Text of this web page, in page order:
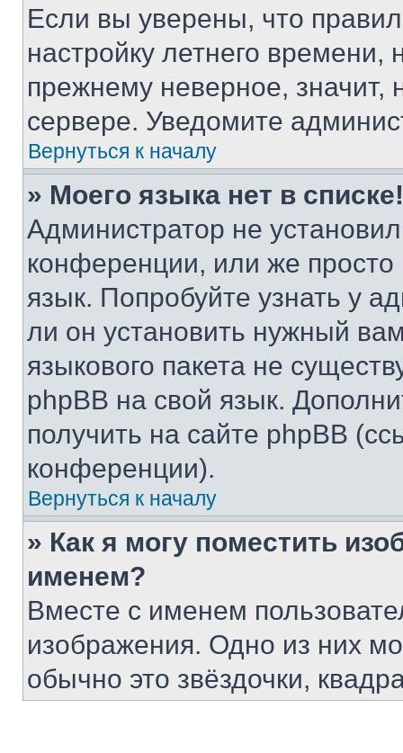
Если вы уверены, что
настройку летнего
прежнему неверное, значит,
сервере. Уведомите
Вернуться к началу
» Моего языка нет в списке!
Администратор не
конференции, или же
язык. Попробуйте узнать у
ли он установить нужный
языкового пакета не
phpBB на свой язык.
получить на сайте phpBB
конференции).
Вернуться к началу
» Как я могу поместить
именем?
Вместе с именем
изображения. Одно из них
обычно это звёздочки,